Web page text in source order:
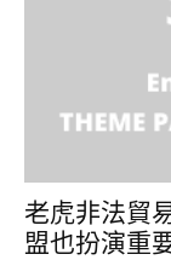
老虎非法貿
盟也扮演重